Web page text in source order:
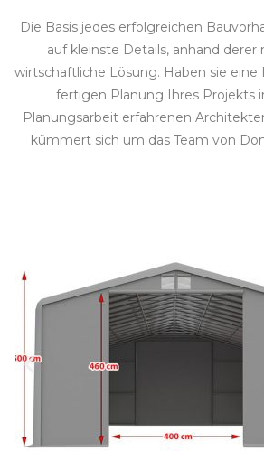
Die Basis jedes erfolgreichen
auf kleinste Details, anhand
wirtschaftliche Lösung. Haben sie
fertigen Planung Ihres Projekts
Planungsarbeit erfahrenen
kümmert sich um das Team von